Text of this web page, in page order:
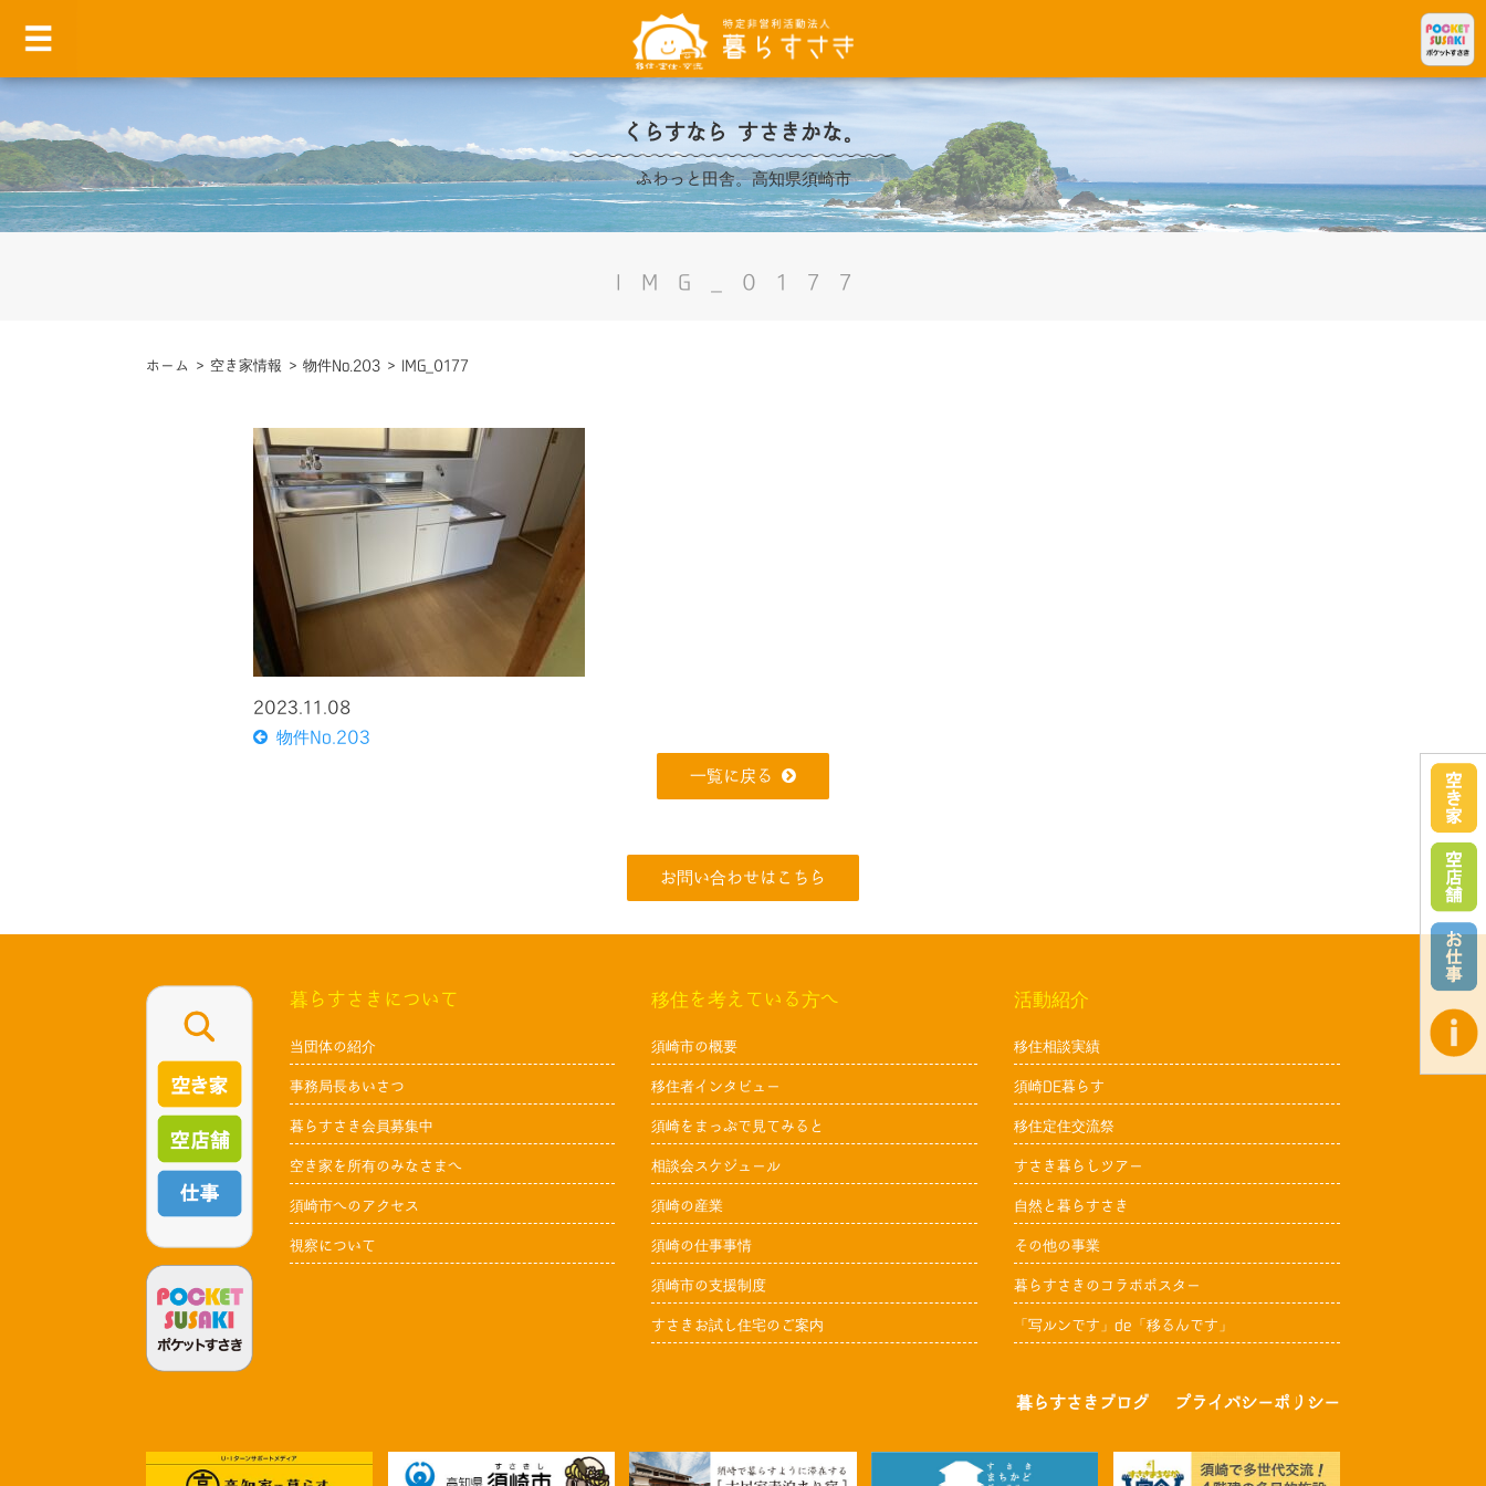
くらすなら すさきかな。
ふわっと田舎。高知県須崎市
IMG_0177
ホーム > 空き家情報 > 物件No.203 > IMG_0177
2023.11.08
物件No.203
一覧に戻る
お問い合わせはこちら
暮らすさきについて
当団体の紹介
事務局長あいさつ
暮らすさき会員募集中
空き家を所有のみなさまへ
須崎市へのアクセス
視察について
移住を考えている方へ
須崎市の概要
移住者インタビュー
須崎をまっぷで見てみると
相談会スケジュール
須崎の産業
須崎の仕事事情
須崎市の支援制度
すさきお試し住宅のご案内
活動紹介
移住相談実績
須崎DE暮らす
移住定住交流祭
すさき暮らしツアー
自然と暮らすさき
その他の事業
暮らすさきのコラボポスター
「写ルンです」de「移るんです」
暮らすさきブログ プライバシーポリシー